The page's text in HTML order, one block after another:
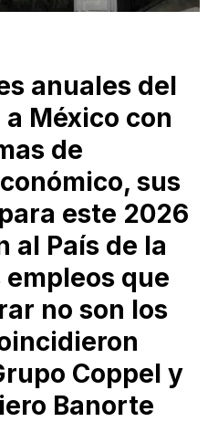
anuales del
México con
de
sus
este 2026
al País de la
que
no son los
Coppel y
Banorte